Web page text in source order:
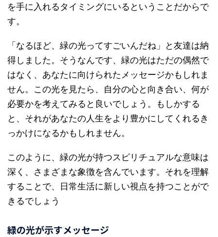
を手に入れるタイミングにいるということだからで
す。
「なるほど、緑の光ってすごいんだね」と友達は納
得しました。そうなんです、緑の光はただの偶然で
はなく、あなたに向けられたメッセージかもしれま
せん。この光を見たら、自分の心と向き合い、何が
必要かを考えてみると良いでしょう。もしかする
と、それがあなたの人生をより豊かにしてくれるき
っかけになるかもしれません。
このように、緑の光が持つスピリチュアルな意味は
深く、さまざまな象徴を含んでいます。それを理解
することで、日常生活に新しい視点を持つことがで
きるでしょう
緑の光が示すメッセージ